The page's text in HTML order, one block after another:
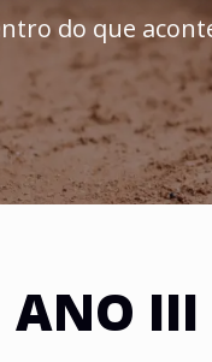
do que
ANO III